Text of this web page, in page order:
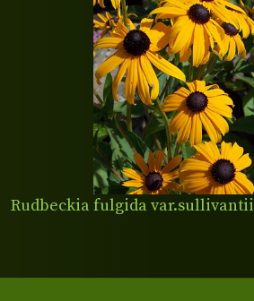
Rudbeckia fulgida var.sullivantii